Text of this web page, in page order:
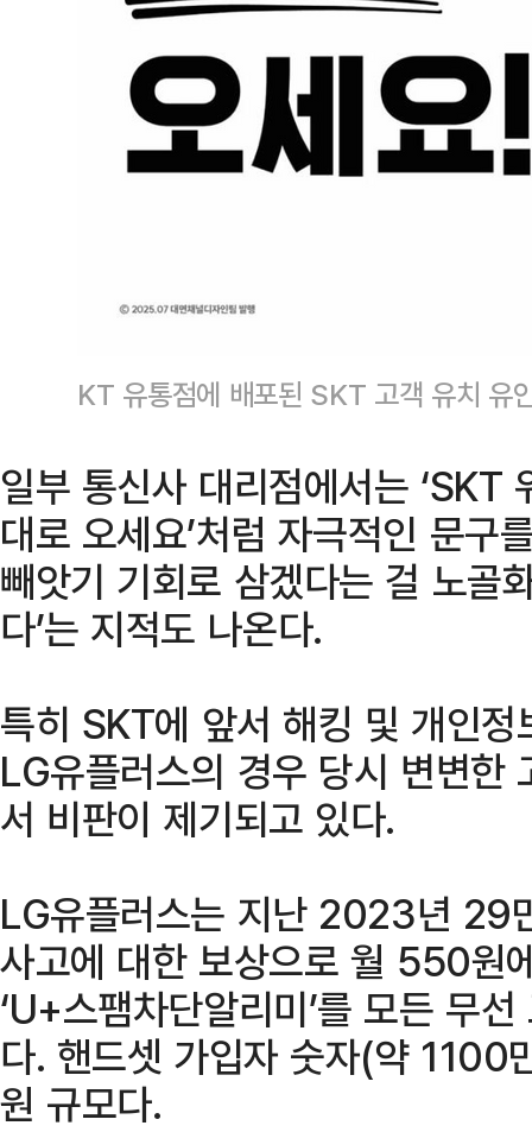
KT 유통점에 배포된 SKT 고객 유치 유
일부 통신사 대리점에서는 ‘SKT
대로 오세요’처럼 자극적인 문구
빼앗기 기회로 삼겠다는 걸 노골
다’는 지적도 나온다.
특히 SKT에 앞서 해킹 및 개인
LG유플러스의 경우 당시 변변한
서 비판이 제기되고 있다.
LG유플러스는 지난 2023년 29
사고에 대한 보상으로 월 550원
‘U+스팸차단알리미’를 모든 무
다. 핸드셋 가입자 숫자(약
원 규모다.